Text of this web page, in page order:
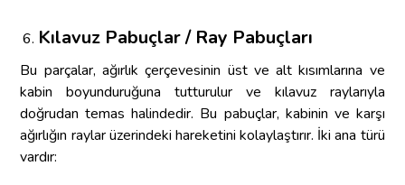
Kılavuz Pabuçlar / Ray Pabuçları
Bu parçalar, ağırlık çerçevesinin üst ve alt kısımlarına ve
kabin boyunduruğuna tutturulur ve kılavuz raylarıyla
doğrudan temas halindedir. Bu pabuçlar, kabinin ve karşı
ağırlığın raylar üzerindeki hareketini kolaylaştırır. İki ana türü
vardır: